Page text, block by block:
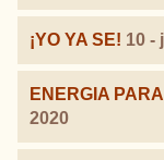
¡YO YA SE! 10 -
ENERGIA
2020